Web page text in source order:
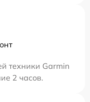
техники Garmin
2 часов.